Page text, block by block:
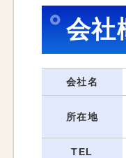
会社
会社名
所在地
TEL